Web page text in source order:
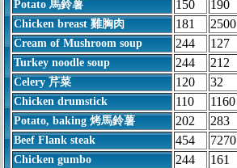
Potato 馬鈴薯 150 190
Chicken breast 雞胸肉 181 2500
Cream of Mushroom soup 244 127
Turkey noodle soup 244 212
Celery 芹菜 120 32
Chicken drumstick 110 1160
Potato, baking 烤馬鈴薯 202 283
Beef Flank steak 454 7270
Chicken gumbo 244 161